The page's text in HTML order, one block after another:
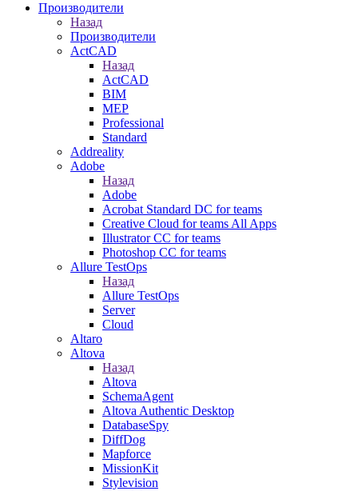
Производители
Назад
Производители
ActCAD
Назад
ActCAD
BIM
MEP
Professional
Standard
Addreality
Adobe
Назад
Adobe
Acrobat Standard DC for teams
Creative Cloud for teams All Apps
Illustrator CC for teams
Photoshop CC for teams
Allure TestOps
Назад
Allure TestOps
Server
Cloud
Altaro
Altova
Назад
Altova
SchemaAgent
Altova Authentic Desktop
DatabaseSpy
DiffDog
Mapforce
MissionKit
Stylevision